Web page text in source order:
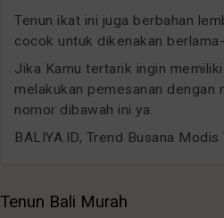
Tenun ikat ini juga berbahan
cocok untuk dikenakan berlama-
Jika Kamu tertarik ingin
melakukan pemesanan dengan
nomor dibawah ini ya.
BALIYA.ID, Trend Busana Modis
Tenun Bali Murah